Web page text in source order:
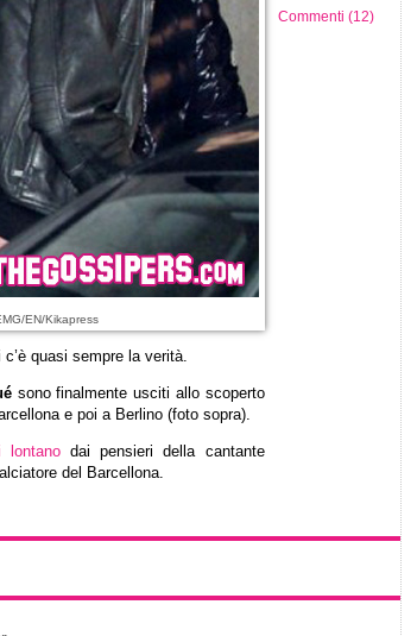
EN/Kikapress
quasi sempre la verità.
sono finalmente usciti allo scoperto
e poi a Berlino (foto sopra).
dai pensieri della cantante
del Barcellona.
Commenti (12)